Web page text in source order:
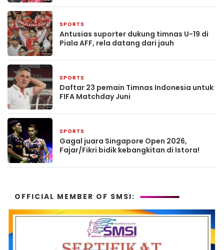
SPORTS
Antusias suporter dukung timnas U-19 di
Piala AFF, rela datang dari jauh
SPORTS
Daftar 23 pemain Timnas Indonesia untuk
FIFA Matchday Juni
SPORTS
Gagal juara Singapore Open 2026,
Fajar/Fikri bidik kebangkitan di Istora!
OFFICIAL MEMBER OF SMSI: